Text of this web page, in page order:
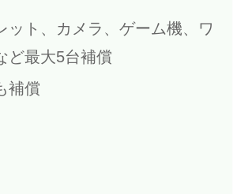
ット、カメラ、ゲーム機、ワ
ど最大5台補償
補償